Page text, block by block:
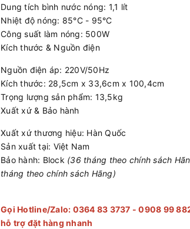
Dung tích bình nước nóng: 1,1 lít
Nhiệt độ nóng: 85°C - 95°C
Công suất làm nóng: 500W
Kích thước & Nguồn điện
Nguồn điện áp: 220V/50Hz
Kích thước: 28,5cm x 33,6cm x 100,4cm
Trọng lượng sản phẩm: 13,5kg
Xuất xứ & Bảo hành
Xuất xứ thương hiệu: Hàn Quốc
Sản xuất tại: Việt Nam
Bảo hành: Block (36 tháng theo chính sách
tháng theo chính sách Hãng)
Gọi Hotline/Zalo: 0364 83 3737 - 0908 99
hỗ trợ đặt hàng nhanh